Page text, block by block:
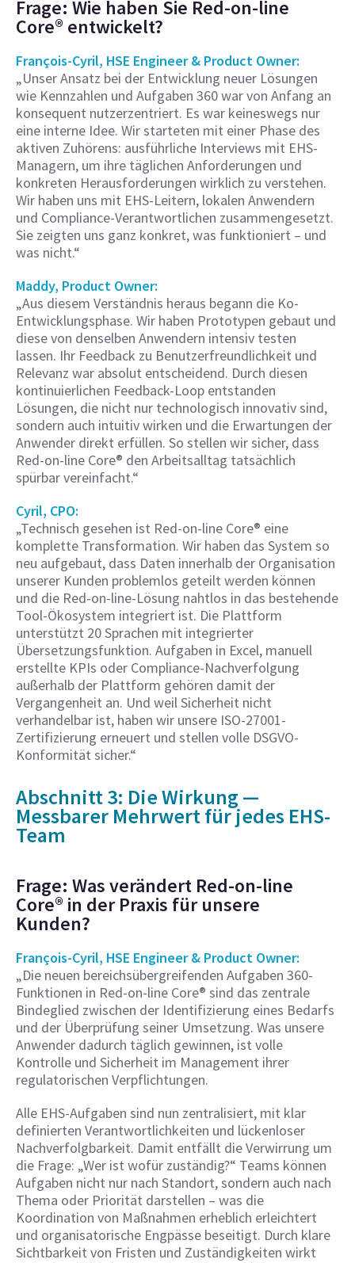
Frage: Wie haben Sie Red-on-line
Core® entwickelt?
François-Cyril, HSE Engineer & Product Owner:
„Unser Ansatz bei der Entwicklung neuer Lösungen
wie Kennzahlen und Aufgaben 360 war von Anfang an
konsequent nutzerzentriert. Es war keineswegs nur
eine interne Idee. Wir starteten mit einer Phase des
aktiven Zuhörens: ausführliche Interviews mit EHS-
Managern, um ihre täglichen Anforderungen und
konkreten Herausforderungen wirklich zu verstehen.
Wir haben uns mit EHS-Leitern, lokalen Anwendern
und Compliance-Verantwortlichen zusammengesetzt.
Sie zeigten uns ganz konkret, was funktioniert – und
was nicht.“
Maddy, Product Owner:
„Aus diesem Verständnis heraus begann die Ko-
Entwicklungsphase. Wir haben Prototypen gebaut und
diese von denselben Anwendern intensiv testen
lassen. Ihr Feedback zu Benutzerfreundlichkeit und
Relevanz war absolut entscheidend. Durch diesen
kontinuierlichen Feedback-Loop entstanden
Lösungen, die nicht nur technologisch innovativ sind,
sondern auch intuitiv wirken und die Erwartungen der
Anwender direkt erfüllen. So stellen wir sicher, dass
Red-on-line Core® den Arbeitsalltag tatsächlich
spürbar vereinfacht.“
Cyril, CPO:
„Technisch gesehen ist Red-on-line Core® eine
komplette Transformation. Wir haben das System so
neu aufgebaut, dass Daten innerhalb der Organisation
unserer Kunden problemlos geteilt werden können
und die Red-on-line-Lösung nahtlos in das bestehende
Tool-Ökosystem integriert ist. Die Plattform
unterstützt 20 Sprachen mit integrierter
Übersetzungsfunktion. Aufgaben in Excel, manuell
erstellte KPIs oder Compliance-Nachverfolgung
außerhalb der Plattform gehören damit der
Vergangenheit an. Und weil Sicherheit nicht
verhandelbar ist, haben wir unsere ISO-27001-
Zertifizierung erneuert und stellen volle DSGVO-
Konformität sicher.“
Abschnitt 3: Die Wirkung —
Messbarer Mehrwert für jedes EHS-
Team
Frage: Was verändert Red-on-line
Core® in der Praxis für unsere
Kunden?
François-Cyril, HSE Engineer & Product Owner:
„Die neuen bereichsübergreifenden Aufgaben 360-
Funktionen in Red-on-line Core® sind das zentrale
Bindeglied zwischen der Identifizierung eines Bedarfs
und der Überprüfung seiner Umsetzung. Was unsere
Anwender dadurch täglich gewinnen, ist volle
Kontrolle und Sicherheit im Management ihrer
regulatorischen Verpflichtungen.
Alle EHS-Aufgaben sind nun zentralisiert, mit klar
definierten Verantwortlichkeiten und lückenloser
Nachverfolgbarkeit. Damit entfällt die Verwirrung um
die Frage: „Wer ist wofür zuständig?“ Teams können
Aufgaben nicht nur nach Standort, sondern auch nach
Thema oder Priorität darstellen – was die
Koordination von Maßnahmen erheblich erleichtert
und organisatorische Engpässe beseitigt. Durch klare
Sichtbarkeit von Fristen und Zuständigkeiten wirkt